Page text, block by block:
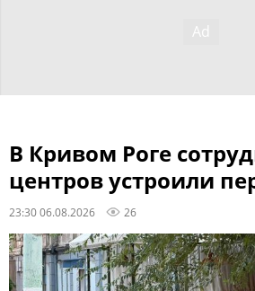
В Кривом Роге
центров устроили
23:30 06.08.2026 26